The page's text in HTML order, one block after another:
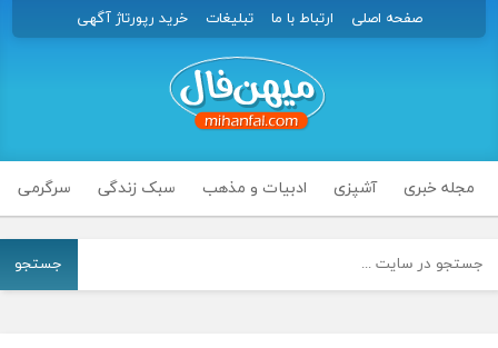
صفحه اصلی ارتباط با ما تبلیغات خرید رپورتاژ آگهی
مجله خبری آشپزی ادبیات و مذهب سبک زندگی سرگرمی
جستجو